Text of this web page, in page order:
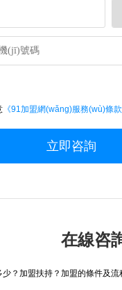
《91加盟網(wǎng)服務(wù)條
立即咨詢
在線咨
？加盟扶持？加盟的條件及流